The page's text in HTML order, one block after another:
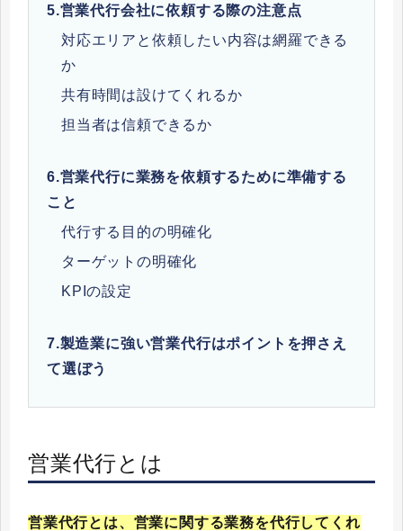
5.営業代行会社に依頼する際の注意点
対応エリアと依頼したい内容は網羅できる
か
共有時間は設けてくれるか
担当者は信頼できるか
6.営業代行に業務を依頼するために準備する
こと
代行する目的の明確化
ターゲットの明確化
KPIの設定
7.製造業に強い営業代行はポイントを押さえ
て選ぼう
営業代行とは
営業代行とは、営業に関する業務を代行してくれ